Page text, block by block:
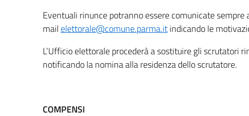
Eventuali rinunce potranno essere comunicate
mail elettorale@comune.parma.itindicando le
L’Ufficio elettorale procederà a sostituire gli scrutatori
notificando la nomina alla residenza dello scrutatore.
COMPENSI